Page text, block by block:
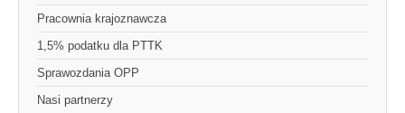
Pracownia krajoznawcza
1,5% podatku dla PTTK
Sprawozdania OPP
Nasi partnerzy